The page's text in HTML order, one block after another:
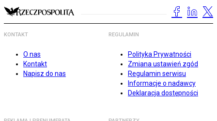
KONTAKT
O nas
Kontakt
Napisz do nas
REGULAMIN
Polityka Prywatności
Zmiana ustawień zgód
Regulamin serwisu
Informacje o nadawcy
Deklaracja dostępności